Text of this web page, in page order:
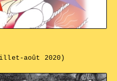
août 2020)